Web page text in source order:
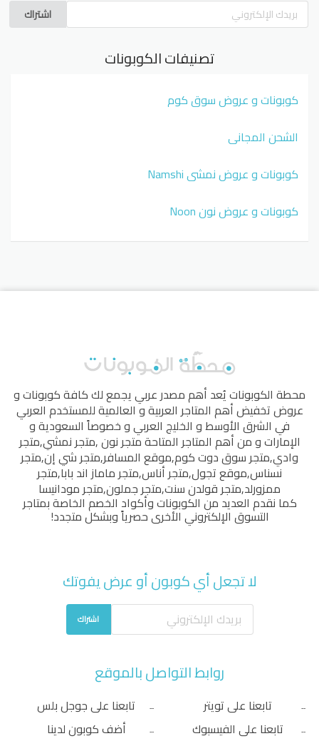
اشتراك
تصنيفات الكوبونات
كوبونات و عروض سوق كوم
الشحن المجاني
كوبونات و عروض نمشي Namshi
كوبونات و عروض نون Noon
محطة الكوبوناتيُعد أهم مصدر عربي يجمع لك كافة كوبونات و
عروض تخفيض أهم المتاجر العربية و العالمية للمستخدم العربي
في الشرق الأوسط و الخليج العربي و خصوصاً السعودية و
الإمارات و من أهم المتاجر المتاحةمتجر نون,متجر نمشي,متجر
وادي,متجر سوق دوت كوم,موقع المسافر,متجر شي إن,متجر
نسناس,موقع تجول,متجر أناس,متجر ماماز اند بابا,متجر
ممزورلد,متجر قولدن سنت,متجر جملون,متجر مودانيسا
كما نقدم العديد من الكوبونات وأكواد الخصم الخاصة بمتاجر
التسوق الإلكتروني الأخرى حصرياً وبشكل متجدد!
لا تجعل أي كوبون أو عرض يفوتك
اشتراك
روابط التواصل بالموقع
تابعنا على تويتر
تابعنا على الفيسبوك
تابعنا على جوجل بلس
أضف كوبون لدينا